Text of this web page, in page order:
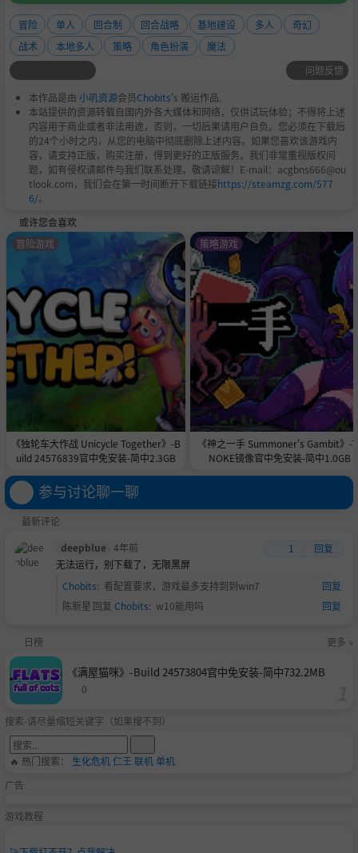
ATI® RADEON® HD 5000 系列
ATI® RADEON® HD 6000 系列
这些卡的笔记本电脑版本可能有效，但不受支持。这些芯片
组是唯一可以运行这款游戏的芯片组。
操作系统：Windows XP、Windows Vista、Wind
ows 7（所有 32/64 位）
处理器：Intel Pentium Core 2 @ Duo E6400 @
记忆：
为 2 GB
图形：
1 GB，DirectX 9.0c
DirectX®：9.0c
硬盘：8 GB
声音：DirectX 9.0c 兼容
发布时支持的显卡：
NVIDIA GeForce® 8600 或更高
NVIDIA GeForce™ 9 系列
NVIDIA GeForce™ 200 系列
NVIDIA GeForce™ 400 系列
NVIDIA GeForce™ 500 系列
ATI® RADEON® HD 3000 系列
ATI® RADEON® HD 5000 系列
这些卡的笔记本电脑版本可能有效，但不受支持。这些芯片
组是唯一可以运行这款游戏的芯片组。
冒险 单人 回合制 回合战略 基地建设 多人
奇幻
战术
本地多人 策略 角色扮演
魔法
问题反馈
本作品是由 小叽资源会员Chobits's 搬运作品.
本站提供的资源转载自国内外各大媒体和网络，仅供试玩体验；不得将上述
内容用于商业或者非法用途，否则，一切后果请用户自负。您必须在下载后
的24个小时之内，从您的电脑中彻底删除上述内容。如果您喜欢该游戏内
容，请支持正版，购买注册，得到更好的正版服务。我们非常重视版权问
题，如有侵权请邮件与我们联系处理。敬请谅解！E-mail：acgbns666@ou
tlook.com，我们会在第一时间断开下载链接https://steamzg.com/577
6/。
或许您会喜欢
《独轮车大作战 Unicycle Together》-B
uild 24576839官中免安装-简中2.3GB
冒险游戏
《神之一手 Summoner's Gambit》-
NOKE镜像官中免安装-简中1.0GB
策略游戏
参与讨论聊一聊
最新评论
deepblue 4年前 1
回复
无法运行，别下载了，无限黑屏
Chobits: 看配置要求，游戏最多支持到到win7
回复
陈新星 回复 Chobits: w10能用吗 回复
日榜 更多 »
《满屋猫咪》-Build 24573804官中免安装-简中732.2MB
0
搜索-请尽量缩短关键字（如果搜不到）
🔥 热门搜索： 生化危机仁王 联机单机
广告
游戏教程